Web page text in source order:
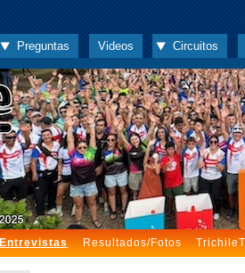
Preguntas Videos Circuitos
Entrevistas Resultados/Fotos